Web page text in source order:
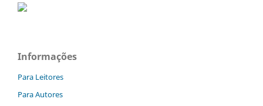
Informações
Para Leitores
Para Autores